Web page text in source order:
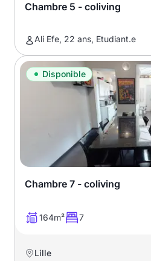
Chambre 5 - coliving
Ali Efe, 22 ans, Etudiant.e
Disponible
Chambre 7 - coliving
164m² 7
Lille